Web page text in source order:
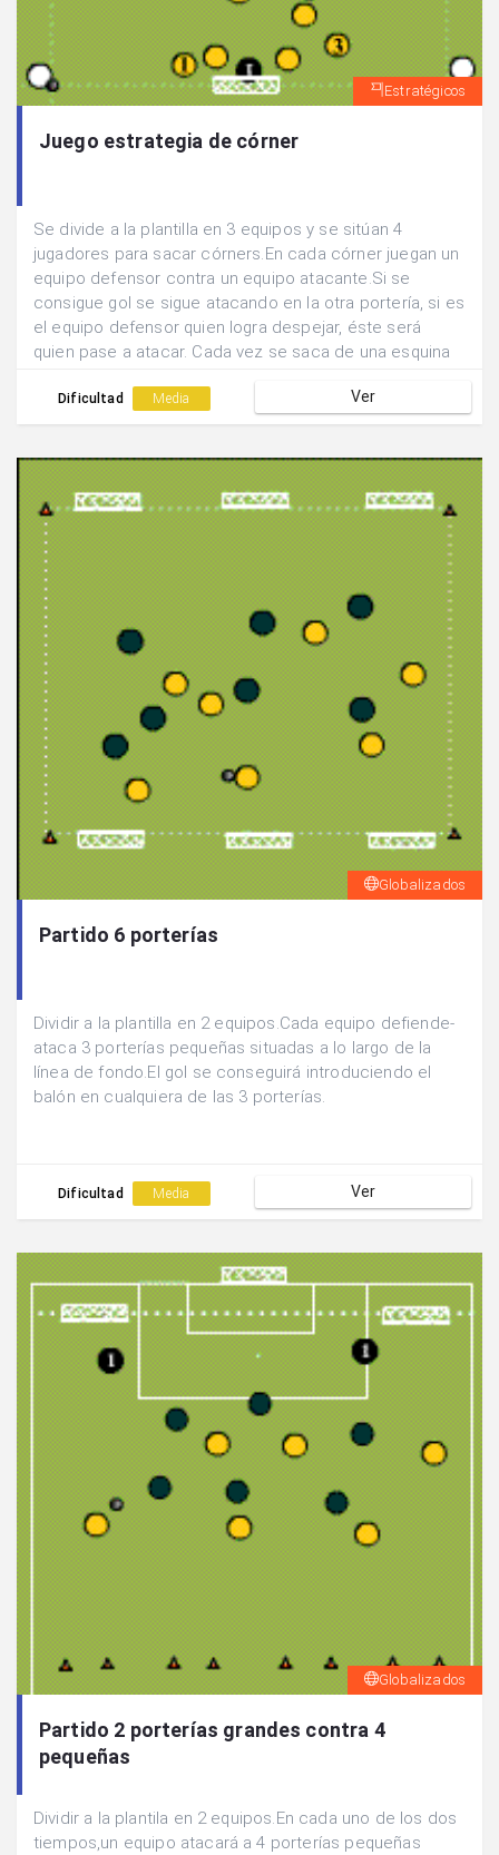
Estratégicos
Juego estrategia de córner
Se divide a la plantilla en 3 equipos y se sitúan 4
jugadores para sacar córners.En cada córner juegan un
equipo defensor contra un equipo atacante.Si se
consigue gol se sigue atacando en la otra portería, si es
el equipo defensor quien logra despejar, éste será
quien pase a atacar. Cada vez se saca de una esquina
cada equipo.
Dificultad Media Ver
Globalizados
Partido 6 porterías
Dividir a la plantilla en 2 equipos.Cada equipo defiende-
ataca 3 porterías pequeñas situadas a lo largo de la
línea de fondo.El gol se conseguirá introduciendo el
balón en cualquiera de las 3 porterías.
Dificultad Media Ver
Globalizados
Partido 2 porterías grandes contra 4
pequeñas
Dividir a la plantila en 2 equipos.En cada uno de los dos
tiempos,un equipo atacará a 4 porterías pequeñas